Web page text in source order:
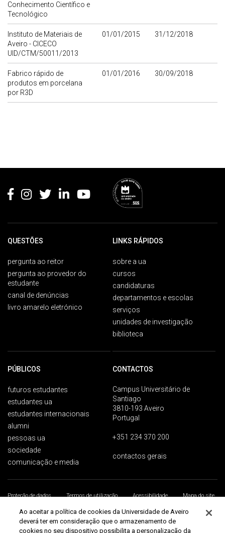
Conhecimento Científico e
Tecnológico
Instituto de Materiais de
Aveiro - CICECO
UID/CTM/50011/2013
01/01/2015 31/12/2018
Fabrico rápido de
produtos em porcelana
por R3D
01/01/2016 30/09/2018
QUESTÕES
pergunta ao reitor
pergunta ao provedor do
estudante
canal de denúncias
livro amarelo eletrónico
LINKS RÁPIDOS
sobre a ua
cursos
candidaturas
departamentos e escolas
serviços
unidades de investigação
biblioteca
PÚBLICOS
futuros estudantes
estudantes ua
estudantes internacionais
alumni
pessoas ua
sociedade
comunicação e media
CONTACTOS
Campus Universitário de
Santiago
3810-193 Aveiro
Portugal
+351 234 370 200
contactos gerais
Proteção de dados Termos de utilização Acessibilidade
Mapa do site
Universidade de Aveiro 2026
Ao aceitar a política de cookies da Universidade de Aveiro
deverá ter em consideração que o armazenamento de
cookies no seu dispositivo possibilita a personalização da